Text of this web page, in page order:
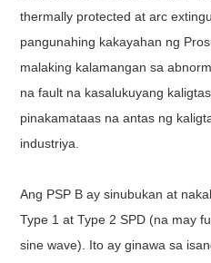
thermally protected at arc
pangunahing kakayahan ng
malaking kalamangan sa
na fault na kasalukuyang
pinakamataas na antas ng
industriya.
Ang PSP B ay sinubukan at
Type 1 at Type 2 SPD (na may
sine wave). Ito ay ginawa sa